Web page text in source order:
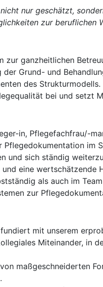
nur geschätzt,
zur beruflichen
zur ganzheitlichen
Grund- und
des Strukturmodells.
bei und setzt
in, Pflegefachfrau/-
Pflegedokumentation im
und sich ständig
eine wertschätzende
als auch im
zur
mit unserem
Miteinander, in
maßgeschneiderten